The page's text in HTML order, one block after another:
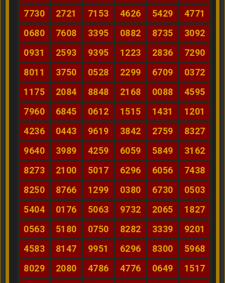
7730
2721 7153 4626 5429
4771
0680
7608 3395 0882 8735
3092
0931
2593 9395 1223 2836
7290
8011
3750 0528 2299 6709
0372
1175
2084 8848 2168 0088
4595
7960
6845 0612 1515 1431
1201
4236
0443 9619 3842 2759
8327
9640
3989 4259 6059 5849
3162
8273
2100 5017 6296 6056
7438
8250
8766 1299 0380 6730
0503
5404
0176 5063 9732 2065
1827
0563
5180 0750 8282 3339
9201
4583
8147 9951 6296 8300
5968
8029
2080 4786 4776 0649
1517